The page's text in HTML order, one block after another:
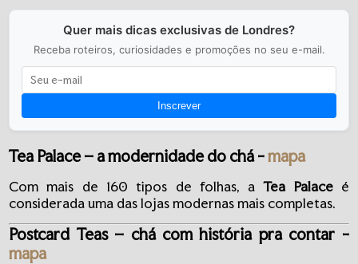
Quer mais dicas exclusivas de Londres?
Receba roteiros, curiosidades e promoções no seu e-mail.
Inscrever
Tea Palace – a modernidade do chá -mapa
Com mais de 160 tipos de folhas, aTea Palaceé
considerada uma das lojas modernas mais completas.
Postcard Teas – chá com história pra contar -
mapa